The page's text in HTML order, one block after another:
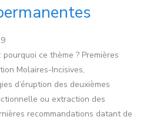
ce thème ? Premières
Molaires-Incisives,
d’éruption des deuxièmes
ou extraction des
recommandations datant de